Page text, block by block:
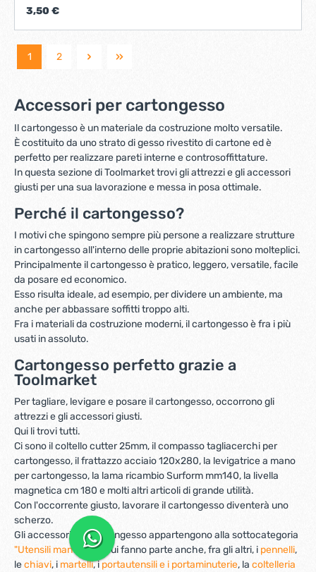
3,50 €
1 2
Accessori per cartongesso
Il cartongesso è un materiale da costruzione molto versatile.
È costituito da uno strato di gesso rivestito di cartone ed è
perfetto per realizzare pareti interne e controsoffittature.
In questa sezione di Toolmarket trovi gli attrezzi e gli accessori
giusti per una sua lavorazione e messa in posa ottimale.
Perché il cartongesso?
I motivi che spingono sempre più persone a realizzare strutture
in cartongesso all'interno delle proprie abitazioni sono molteplici.
Principalmente il cartongesso è pratico, leggero, versatile, facile
da posare ed economico.
Esso risulta ideale, ad esempio, per dividere un ambiente, ma
anche per abbassare soffitti troppo alti.
Fra i materiali da costruzione moderni, il cartongesso è fra i più
usati in assoluto.
Cartongesso perfetto grazie a
Toolmarket
Per tagliare, levigare e posare il cartongesso, occorrono gli
attrezzi e gli accessori giusti.
Qui li trovi tutti.
Ci sono il coltello cutter 25mm, il compasso tagliacerchi per
cartongesso, il frattazzo acciaio 120x280, la levigatrice a mano
per cartongesso, la lama ricambio Surform mm140, la livella
magnetica cm 180 e molti altri articoli di grande utilità.
Con l'occorrente giusto, lavorare il cartongesso diventerà uno
scherzo.
Gli accessori per cartongesso appartengono alla sottocategoria
"Utensili manuali", di cui fanno parte anche, fra gli altri, i pennelli,
lechiavi, i martelli, iportautensili e i portaminuterie, la coltelleria